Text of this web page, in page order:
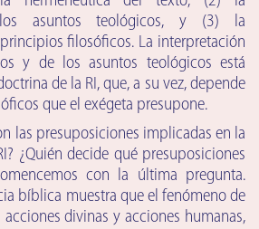
asuntos teológicos, y (3) la
filosóficos. La interpretación
y de los asuntos teológicos está
de la RI, que, a su vez, depende
que el exégeta presupone.
las presuposiciones implicadas en la
¿Quién decide qué presuposiciones
con la última pregunta.
bíblica muestra que el fenómeno de
divinas y acciones humanas,